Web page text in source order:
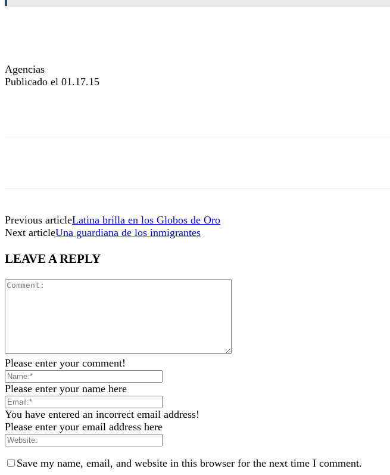
Agencias
Publicado el 01.17.15
Previous articleLatina brilla en los Globos de Oro
Next articleUna guardiana de los inmigrantes
LEAVE A REPLY
Please enter your comment!
Please enter your name here
You have entered an incorrect email address!
Please enter your email address here
Save my name, email, and website in this browser for the next time I comment.